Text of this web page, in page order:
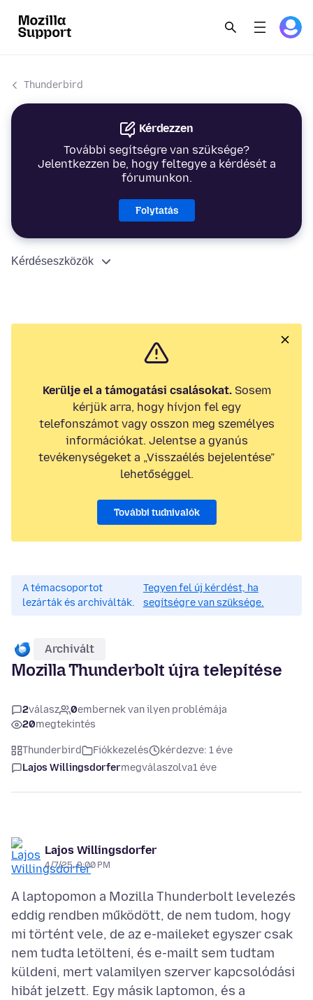
Thunderbird
Kérdezzen
További segítségre van szüksége?
Jelentkezzen be, hogy feltegye a kérdését a
fórumunkon.
Folytatás
Kérdéseszközök
Kerülje el a támogatási csalásokat.Sosem
kérjük arra, hogy hívjon fel egy
telefonszámot vagy osszon meg személyes
információkat. Jelentse a gyanús
tevékenységeket a „Visszaélés bejelentése”
lehetőséggel.
További tudnivalók
A témacsoportot
lezárták és archiválták.
Tegyen fel új kérdést, ha
segítségre van szüksége.
Archivált
Mozilla Thunderbolt újra telepítése
2válasz 0embernek van ilyen problémája
20megtekintés
Thunderbird Fiókkezelés
kérdezve: 1 éve
Lajos Willingsdorfermegválaszolva1 éve
Lajos Willingsdorfer
4/7/25, 9:00 PM
A laptopomon a Mozilla Thunderbolt levelezés
eddig rendben működött, de nem tudom, hogy
mi történt vele, de az e-maileket egyszer csak
nem tudta letölteni, és e-mailt sem tudtam
küldeni, mert valamilyen szerver kapcsolódási
hibát jelzett. Egy másik laptomon, és a